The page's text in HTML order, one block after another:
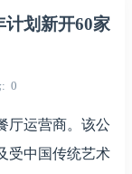
计划新开60家
0
厅运营商。该公
受中国传统艺术